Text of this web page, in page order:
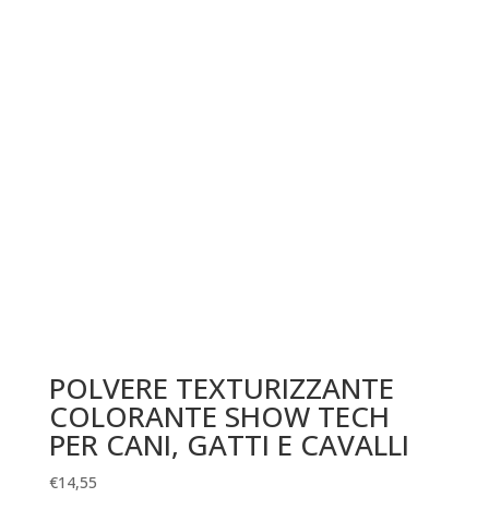
POLVERE TEXTURIZZANTE
COLORANTE SHOW TECH
PER CANI, GATTI E CAVALLI
€14,55